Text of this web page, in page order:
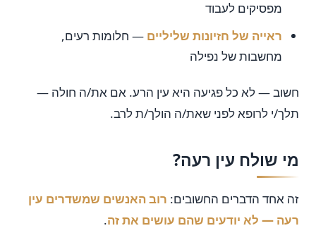
מפסיקים לעבוד
ראייה של חזיונות שליליים — חלומות רעים,
מחשבות של נפילה
חשוב — לא כל פגיעה היא עין הרע. אם את/ה חולה —
תלך/י לרופא לפני שאת/ה הולך/ת לרב.
מי שולח עין רעה?
זה אחד הדברים החשובים: רוב האנשים שמשדרים עין
רעה — לא יודעים שהם עושים את זה.